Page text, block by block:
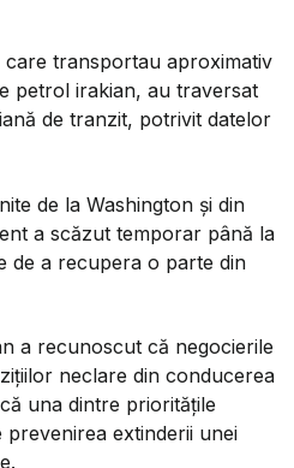
care transportau aproximativ
petrol irakian, au traversat
de tranzit, potrivit datelor
de la Washington și din
a scăzut temporar până la
de a recupera o parte din
a recunoscut că negocierile
neclare din conducerea
una dintre prioritățile
prevenirea extinderii unei